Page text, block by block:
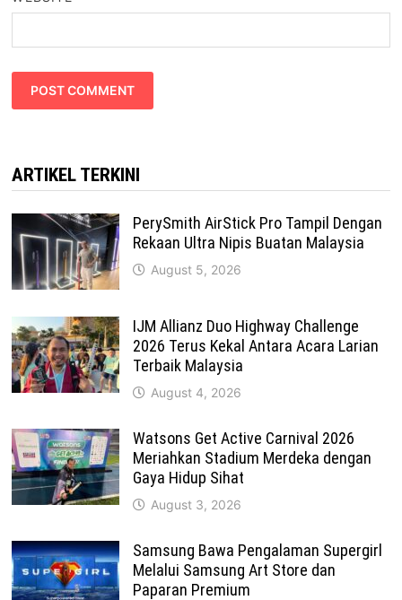
ARTIKEL TERKINI
PerySmith AirStick Pro Tampil Dengan
Rekaan Ultra Nipis Buatan Malaysia
August 5, 2026
IJM Allianz Duo Highway Challenge
2026 Terus Kekal Antara Acara Larian
Terbaik Malaysia
August 4, 2026
Watsons Get Active Carnival 2026
Meriahkan Stadium Merdeka dengan
Gaya Hidup Sihat
August 3, 2026
Samsung Bawa Pengalaman Supergirl
Melalui Samsung Art Store dan
Paparan Premium